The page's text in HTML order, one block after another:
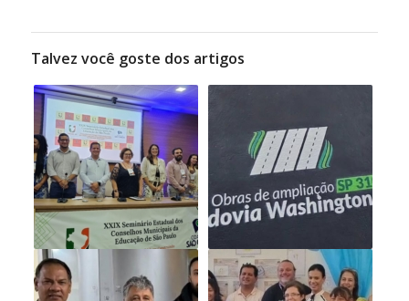
Talvez você goste dos artigos